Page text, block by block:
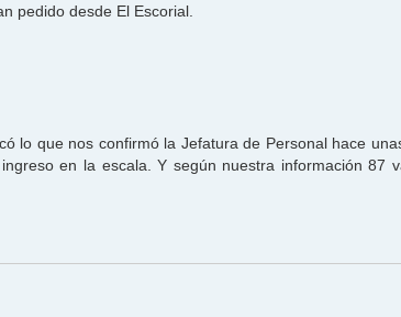
pedido desde El Escorial.
lo que nos confirmó la Jefatura de Personal hace
en la escala. Y según nuestra información 87